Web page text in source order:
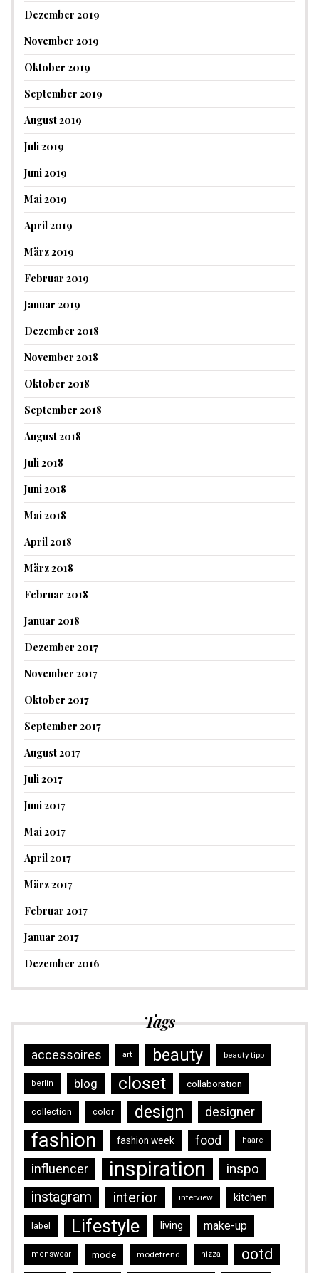
Dezember 2019
November 2019
Oktober 2019
September 2019
August 2019
Juli 2019
Juni 2019
Mai 2019
April 2019
März 2019
Februar 2019
Januar 2019
Dezember 2018
November 2018
Oktober 2018
September 2018
August 2018
Juli 2018
Juni 2018
Mai 2018
April 2018
März 2018
Februar 2018
Januar 2018
Dezember 2017
November 2017
Oktober 2017
September 2017
August 2017
Juli 2017
Juni 2017
Mai 2017
April 2017
März 2017
Februar 2017
Januar 2017
Dezember 2016
Tags
accessoires art beauty beauty tipp
berlin blog closet collaboration
collection color design designer
fashion fashion week food haare
influencer inspiration
inspo
instagram
interior interview kitchen
label Lifestyle living make-up
menswear mode modetrend nizza ootd